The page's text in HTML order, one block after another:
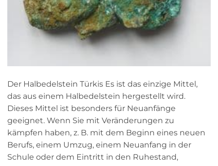
Der Halbedelstein Türkis Es ist das einzige Mittel,
das aus einem Halbedelstein hergestellt wird.
Dieses Mittel ist besonders für Neuanfänge
geeignet. Wenn Sie mit Veränderungen zu
kämpfen haben, z. B. mit dem Beginn eines neuen
Berufs, einem Umzug, einem Neuanfang in der
Schule oder dem Eintritt in den Ruhestand,